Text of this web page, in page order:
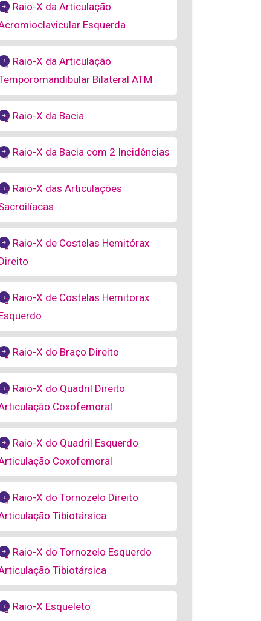
Raio-X da Articulação
Esquerda
Raio-X da Articulação
Bilateral ATM
Raio-X da Bacia
Raio-X da Bacia com 2 Incidências
Raio-X das Articulações
Raio-X de Costelas Hemitórax
Raio-X de Costelas Hemitorax
Raio-X do Braço Direito
Raio-X do Quadril Direito
Coxofemoral
Raio-X do Quadril Esquerdo
Coxofemoral
Raio-X do Tornozelo Direito
Tibiotársica
Raio-X do Tornozelo Esquerdo
Tibiotársica
Raio-X Esqueleto